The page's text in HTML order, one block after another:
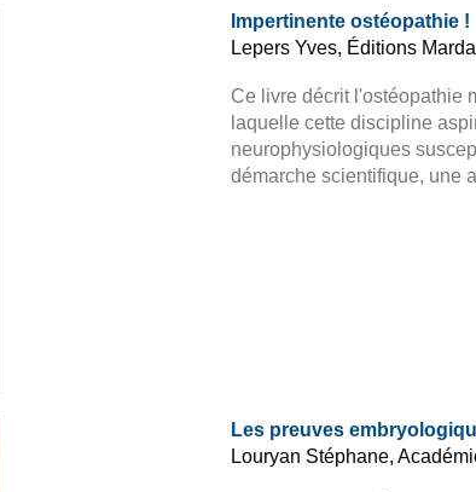
Impertinente ostéopathie !
Lepers Yves, Éditions
Ce livre décrit l'ostéopathie
laquelle cette discipline
neurophysiologiques
démarche scientifique, une
Les preuves
Louryan Stéphane,